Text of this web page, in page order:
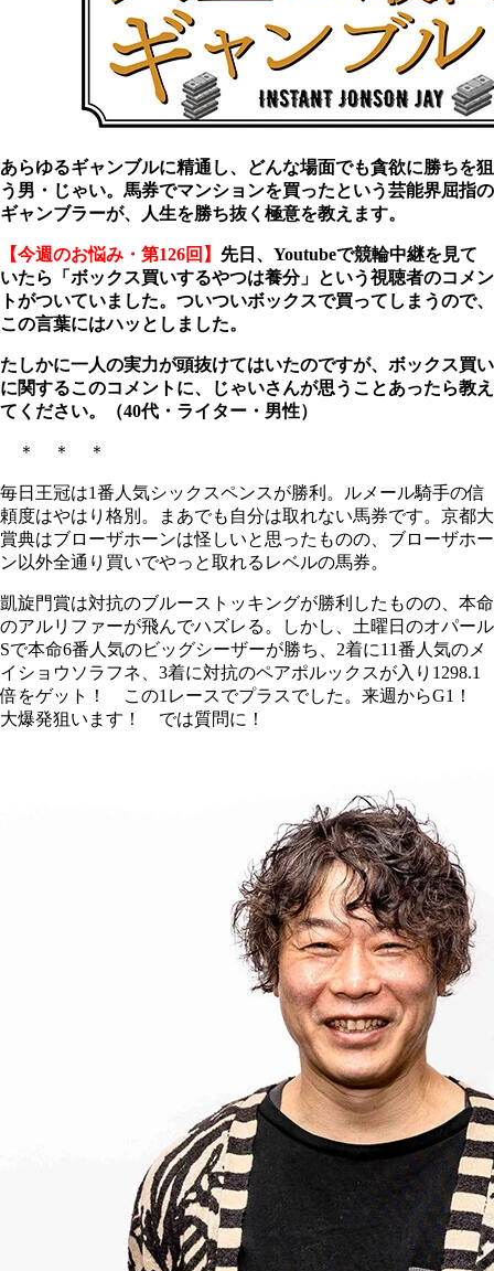
あらゆるギャンブルに精通し、どんな場面でも貪欲に勝ちを狙
う男・じゃい。馬券でマンションを買ったという芸能界屈指の
ギャンブラーが、人生を勝ち抜く極意を教えます。
【今週のお悩み・第126回】 先日、Youtubeで競輪中継を見て
いたら「ボックス買いするやつは養分」という視聴者のコメン
トがついていました。ついついボックスで買ってしまうので、
この言葉にはハッとしました。
たしかに一人の実力が頭抜けてはいたのですが、ボックス買い
に関するこのコメントに、じゃいさんが思うことあったら教え
てください。（40代・ライター・男性）
＊ ＊ ＊
毎日王冠は1番人気シックスペンスが勝利。ルメール騎手の信
頼度はやはり格別。まあでも自分は取れない馬券です。京都大
賞典はブローザホーンは怪しいと思ったものの、ブローザホー
ン以外全通り買いでやっと取れるレベルの馬券。
凱旋門賞は対抗のブルーストッキングが勝利したものの、本命
のアルリファーが飛んでハズレる。しかし、土曜日のオパール
Sで本命6番人気のビッグシーザーが勝ち、2着に11番人気のメ
イショウソラフネ、3着に対抗のペアポルックスが入り1298.1
倍をゲット！ この1レースでプラスでした。来週からG1！
大爆発狙います！ では質問に！